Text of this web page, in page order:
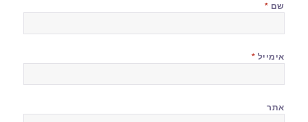
שם *
אימייל *
אתר